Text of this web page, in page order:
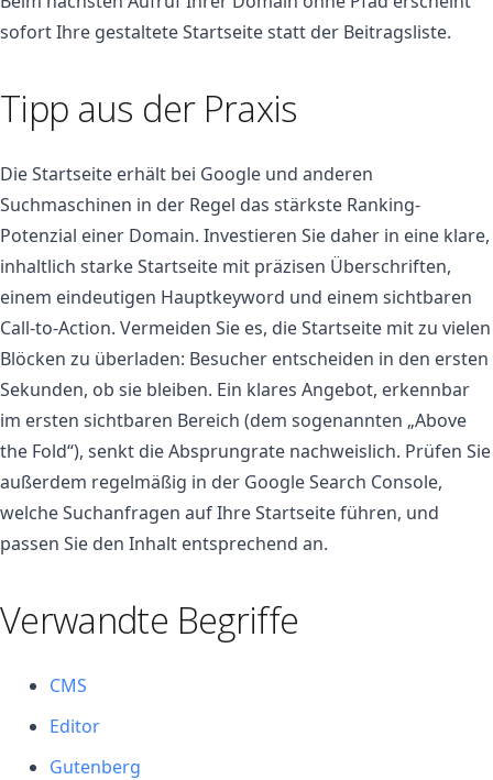
sofort Ihre gestaltete Startseite statt der Beitragsliste.
Tipp aus der Praxis
Die Startseite erhält bei Google und anderen
Suchmaschinen in der Regel das stärkste Ranking-
Potenzial einer Domain. Investieren Sie daher in eine klare,
inhaltlich starke Startseite mit präzisen Überschriften,
einem eindeutigen Hauptkeyword und einem sichtbaren
Call-to-Action. Vermeiden Sie es, die Startseite mit zu vielen
Blöcken zu überladen: Besucher entscheiden in den ersten
Sekunden, ob sie bleiben. Ein klares Angebot, erkennbar
im ersten sichtbaren Bereich (dem sogenannten „Above
the Fold“), senkt die Absprungrate nachweislich. Prüfen Sie
außerdem regelmäßig in der Google Search Console,
welche Suchanfragen auf Ihre Startseite führen, und
passen Sie den Inhalt entsprechend an.
Verwandte Begriffe
CMS
Editor
Gutenberg